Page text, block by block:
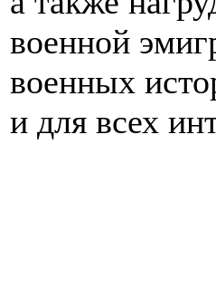
военной
военных
и для всех